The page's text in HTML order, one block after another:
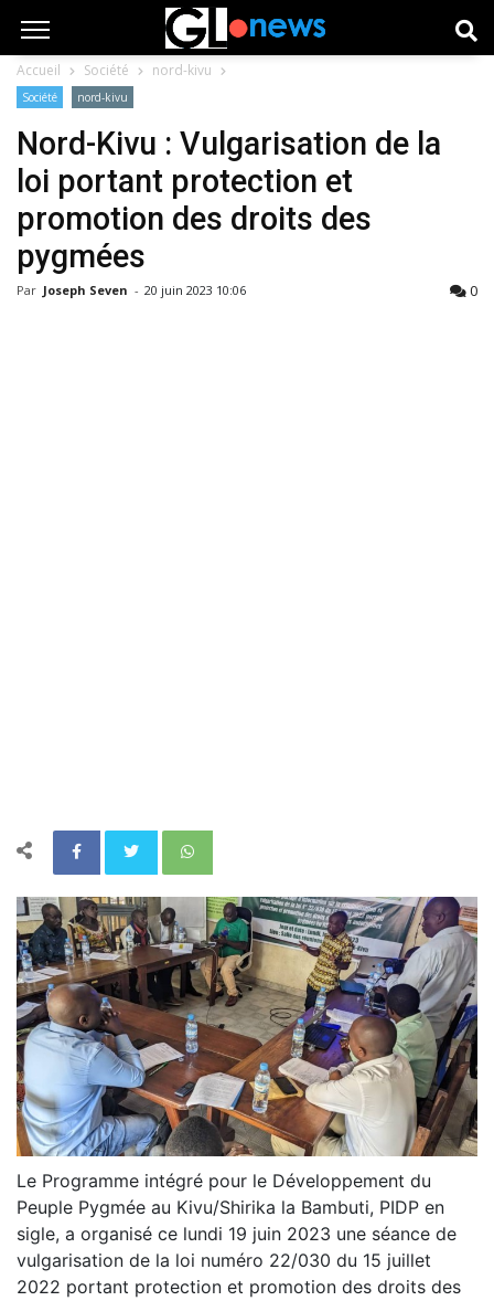
Accueil Société nord-kivu
Société nord-kivu
Nord-Kivu : Vulgarisation de la
loi portant protection et
promotion des droits des
pygmées
Par Joseph Seven - 20 juin 2023 10:06 0
Le Programme intégré pour le Développement du
Peuple Pygmée au Kivu/Shirika la Bambuti, PIDP en
sigle, a organisé ce lundi 19 juin 2023 une séance de
vulgarisation de la loi numéro 22/030 du 15 juillet
2022 portant protection et promotion des droits des